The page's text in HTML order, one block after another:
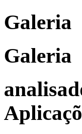
Galeria
Galeria